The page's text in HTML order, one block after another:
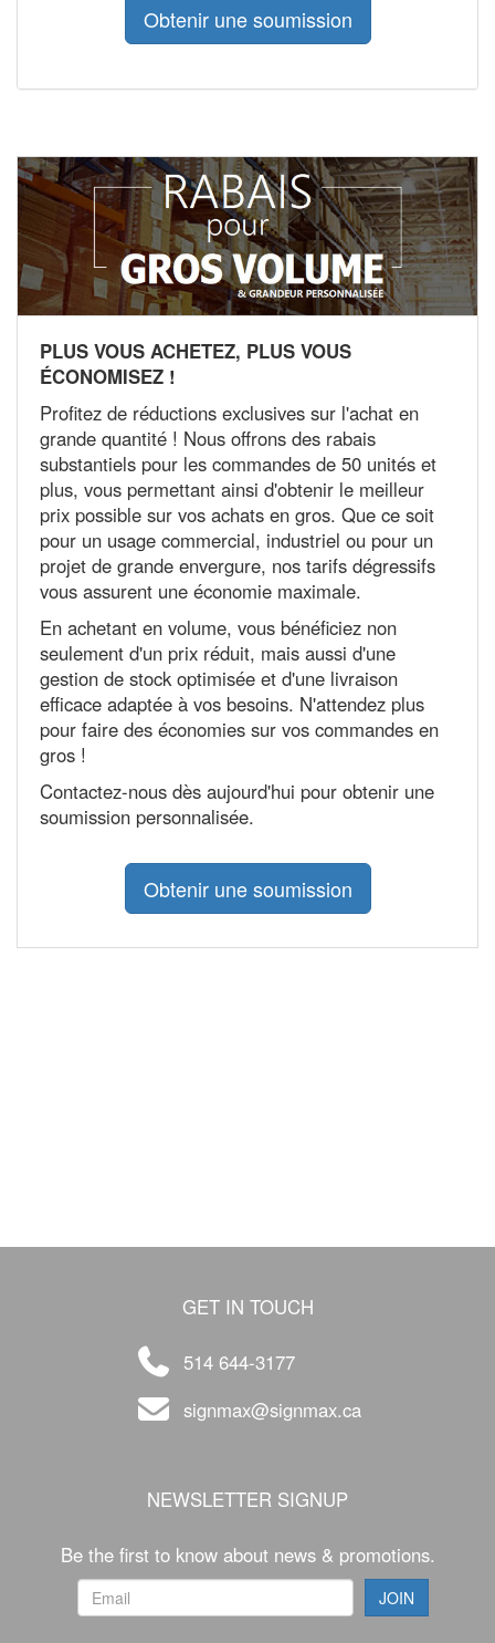
Obtenir une soumission
PLUS VOUS ACHETEZ, PLUS VOUS
ÉCONOMISEZ !
Profitez de réductions exclusives sur l'achat en
grande quantité ! Nous offrons des rabais
substantiels pour les commandes de 50 unités et
plus, vous permettant ainsi d'obtenir le meilleur
prix possible sur vos achats en gros. Que ce soit
pour un usage commercial, industriel ou pour un
projet de grande envergure, nos tarifs dégressifs
vous assurent une économie maximale.
En achetant en volume, vous bénéficiez non
seulement d'un prix réduit, mais aussi d'une
gestion de stock optimisée et d'une livraison
efficace adaptée à vos besoins. N'attendez plus
pour faire des économies sur vos commandes en
gros !
Contactez-nous dès aujourd'hui pour obtenir une
soumission personnalisée.
Obtenir une soumission
GET IN TOUCH
514 644-3177
signmax@signmax.ca
NEWSLETTER SIGNUP
Be the first to know about news & promotions.